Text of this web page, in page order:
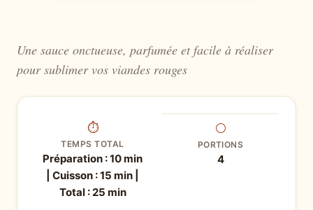
Une sauce onctueuse, parfumée et facile à réaliser
pour sublimer vos viandes rouges
⏱
TEMPS TOTAL
Préparation : 10 min
| Cuisson : 15 min |
Total : 25 min
⚪
PORTIONS
4